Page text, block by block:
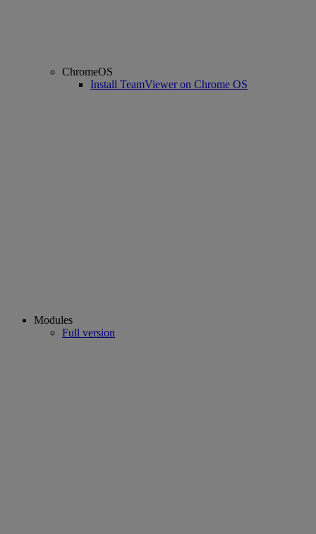
ChromeOS
Install TeamViewer on Chrome OS
Modules
Full version